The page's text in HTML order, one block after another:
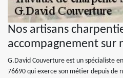
Nos artisans
accompagnement sur
G.David Couverture est un spécialiste
76690 qui exerce son métier depuis de